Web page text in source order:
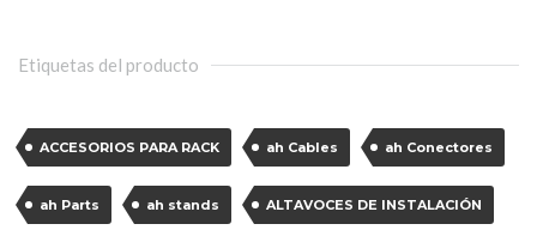
Etiquetas del producto
ACCESORIOS PARA RACK ah Cables ah Conectores
ah Parts ah stands ALTAVOCES DE INSTALACIÓN